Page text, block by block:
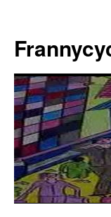
contenu